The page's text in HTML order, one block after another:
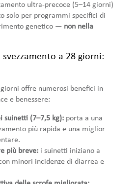
ultra-precoce (5–14 giorni)
solo per programmi specifici di
genetico — non nella
a 28 giorni:
giorni offre numerosi benefici in
e benessere:
suinetti (7–7,5 kg): porta a una
più rapida e una miglior
più breve: i suinetti iniziano a
minori incidenze di diarrea e